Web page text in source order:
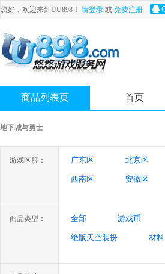
您好，欢迎来到UU898！ 请登录 或 免费注册
商品列表页 首页
地下城与勇士
游戏区服： 广东区 北京区
西南区 安徽区
商品类型： 全部 游戏币
绝版天空装扮 材料